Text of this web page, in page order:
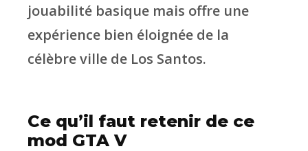
jouabilité basique mais offre une
expérience bien éloignée de la
célèbre ville de Los Santos.
Ce qu’il faut retenir de ce
mod GTA V